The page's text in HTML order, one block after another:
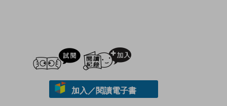
試閲
加入／閱讀電子書